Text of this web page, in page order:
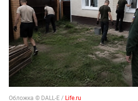
Обложка © DALL-E / Life.ru